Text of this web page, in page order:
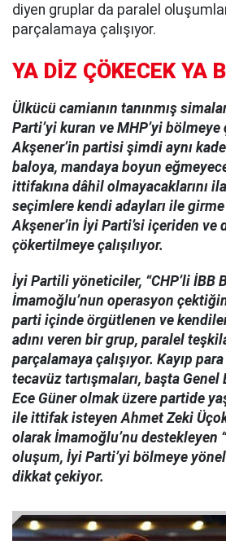
diyen gruplar da paralel
parçalamaya çalışıyor.
YA DİZ ÇÖKECEK YA
Ülkücü camianın tanınmış
Parti’yi kuran ve MHP’yi bölmeye
Akşener’in partisi şimdi aynı
baloya, mandaya boyun
ittifakına dâhil olmayacaklarını
seçimlere kendi adayları ile
Akşener’in İyi Parti’si içeriden ve
çökertilmeye çalışılıyor.
İyi Partili yöneticiler, “CHP’li İBB
İmamoğlu’nun operasyon
parti içinde örgütlenen ve
adını veren bir grup, paralel
parçalamaya çalışıyor. Kayıp
tecavüz tartışmaları, başta Genel
Ece Güner olmak üzere partide
ile ittifak isteyen Ahmet Zeki
olarak İmamoğlu’nu destekleyen
oluşum, İyi Parti’yi bölmeye
dikkat çekiyor.